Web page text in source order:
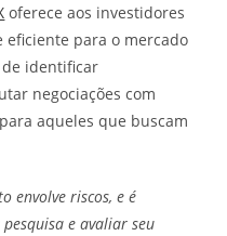
oferece aos investidores
eficiente para o mercado
de identificar
negociações com
aqueles que buscam
envolve riscos, e é
e avaliar seu